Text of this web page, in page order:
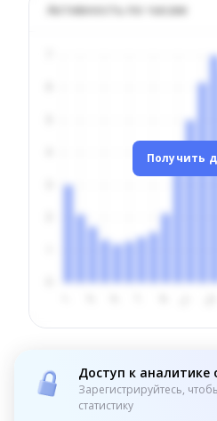
Активность по часам
Получить
Доступ к аналитике
Зарегистрируйтесь,
статистику